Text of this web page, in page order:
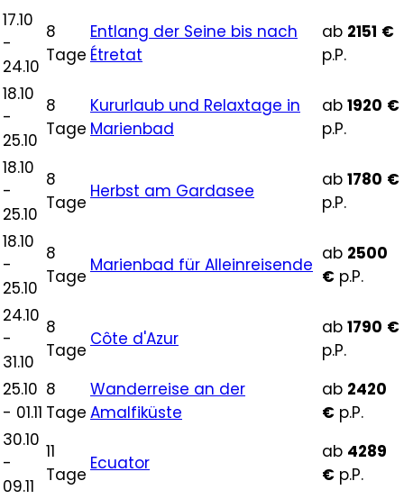
17.10
-
24.10
8
Tage
Entlang der Seine bis nach
Étretat
ab 2151 €
p.P.
18.10
-
25.10
8
Tage
Kururlaub und Relaxtage in
Marienbad
ab 1920 €
p.P.
18.10
-
25.10
8
Tage
Herbst am Gardasee
ab 1780 €
p.P.
18.10
-
25.10
8
Tage
Marienbad für Alleinreisende
ab 2500
€ p.P.
24.10
-
31.10
8
Tage
Côte d'Azur
ab 1790 €
p.P.
25.10
- 01.11
8
Tage
Wanderreise an der
Amalfiküste
ab 2420
€ p.P.
30.10
-
09.11
11
Tage
Ecuator
ab 4289
€ p.P.